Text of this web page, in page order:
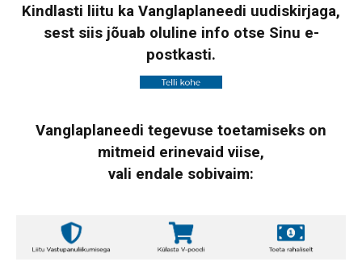
Kindlasti liitu ka Vanglaplaneedi uudiskirjaga,
sest siis jõuab oluline info otse Sinu e-
postkasti.
Vanglaplaneedi tegevuse toetamiseks on
mitmeid erinevaid viise,
vali endale sobivaim: